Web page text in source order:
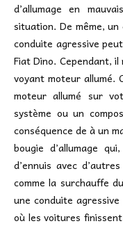
d’allumage en
situation. De même,
conduite agressive
Fiat Dino. Cependant, il
voyant moteur allumé.
moteur allumé sur
système ou un
conséquence de à un
bougie d’allumage
d’ennuis avec
comme la surchauffe
une conduite
où les voitures